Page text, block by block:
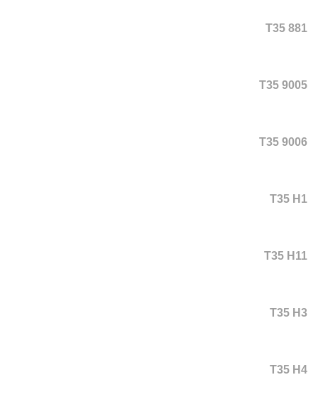
T35 881
T35 9005
T35 9006
T35 H1
T35 H11
T35 H3
T35 H4